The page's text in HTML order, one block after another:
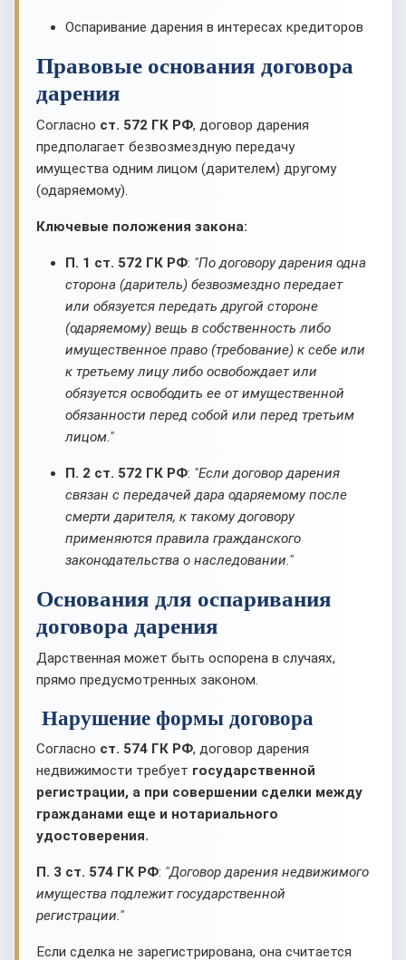
Оспаривание дарения в интересах кредиторов
Правовые основания договора
дарения
Согласно ст. 572 ГК РФ, договор дарения
предполагает безвозмездную передачу
имущества одним лицом (дарителем) другому
(одаряемому).
Ключевые положения закона:
П. 1 ст. 572 ГК РФ: "По договору дарения одна
сторона (даритель) безвозмездно передает
или обязуется передать другой стороне
(одаряемому) вещь в собственность либо
имущественное право (требование) к себе или
к третьему лицу либо освобождает или
обязуется освободить ее от имущественной
обязанности перед собой или перед третьим
лицом."
П. 2 ст. 572 ГК РФ: "Если договор дарения
связан с передачей дара одаряемому после
смерти дарителя, к такому договору
применяются правила гражданского
законодательства о наследовании."
Основания для оспаривания
договора дарения
Дарственная может быть оспорена в случаях,
прямо предусмотренных законом.
Нарушение формы договора
Согласно ст. 574 ГК РФ, договор дарения
недвижимости требует государственной
регистрации, а при совершении сделки между
гражданами еще и нотариального
удостоверения.
П. 3 ст. 574 ГК РФ: "Договор дарения недвижимого
имущества подлежит государственной
регистрации."
Если сделка не зарегистрирована, она считается